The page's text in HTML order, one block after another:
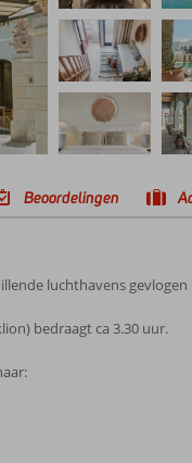
Beoordelingen
luchthavens
bedraagt ca 3.30 uur.